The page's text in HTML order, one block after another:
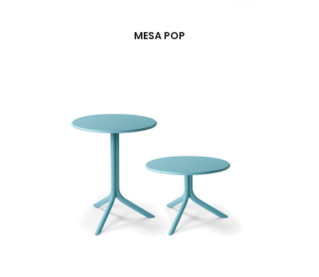
MESA POP